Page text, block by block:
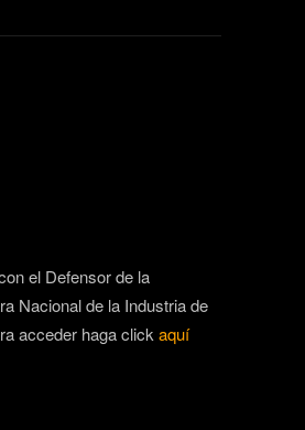
el Defensor de la
Nacional de la Industria de
acceder haga click aquí